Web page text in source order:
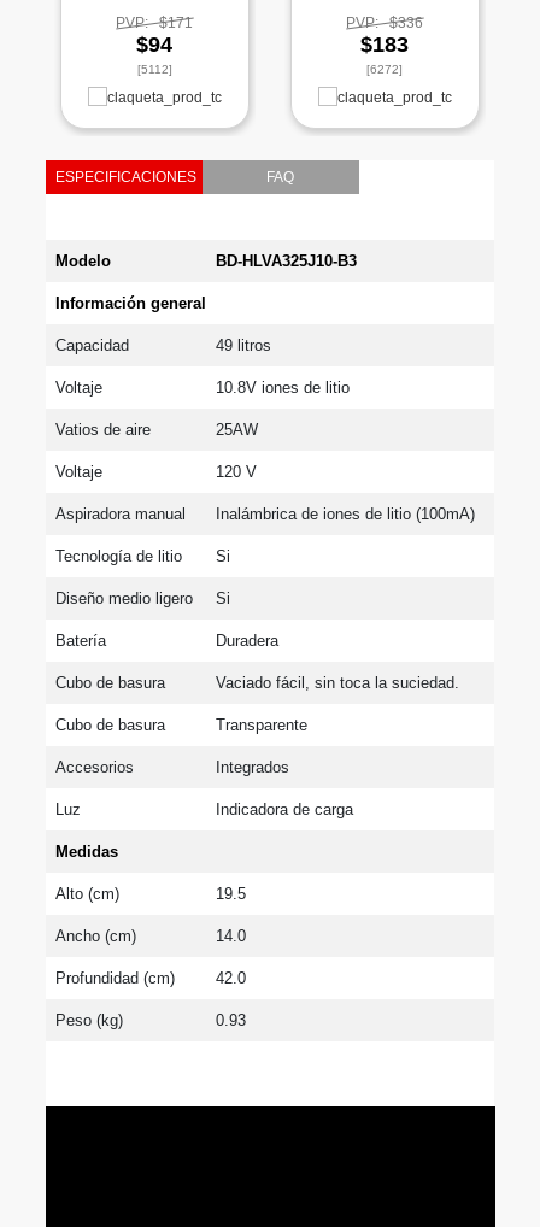
PVP: $171
$94
[5112]
PVP: $336
$183
[6272]
ESPECIFICACIONES FAQ
Modelo BD-HLVA325J10-B3
Información general
Capacidad 49 litros
Voltaje 10.8V iones de litio
Vatios de aire 25AW
Voltaje 120 V
Aspiradora manual Inalámbrica de iones de litio (100mA)
Tecnología de litio Si
Diseño medio ligero Si
Batería Duradera
Cubo de basura Vaciado fácil, sin toca la suciedad.
Cubo de basura Transparente
Accesorios Integrados
Luz Indicadora de carga
Medidas
Alto (cm) 19.5
Ancho (cm) 14.0
Profundidad (cm) 42.0
Peso (kg) 0.93